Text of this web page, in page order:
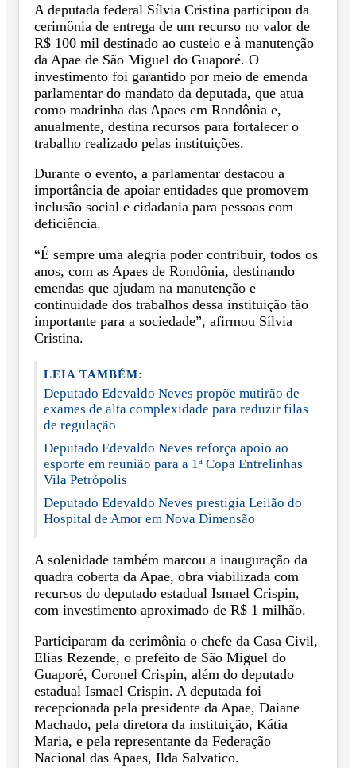
A deputada federal Sílvia Cristina participou da
cerimônia de entrega de um recurso no valor de
R$ 100 mil destinado ao custeio e à manutenção
da Apae de São Miguel do Guaporé. O
investimento foi garantido por meio de emenda
parlamentar do mandato da deputada, que atua
como madrinha das Apaes em Rondônia e,
anualmente, destina recursos para fortalecer o
trabalho realizado pelas instituições.
Durante o evento, a parlamentar destacou a
importância de apoiar entidades que promovem
inclusão social e cidadania para pessoas com
deficiência.
“É sempre uma alegria poder contribuir, todos os
anos, com as Apaes de Rondônia, destinando
emendas que ajudam na manutenção e
continuidade dos trabalhos dessa instituição tão
importante para a sociedade”, afirmou Sílvia
Cristina.
LEIA TAMBÉM:
Deputado Edevaldo Neves propõe mutirão de
exames de alta complexidade para reduzir filas
de regulação
Deputado Edevaldo Neves reforça apoio ao
esporte em reunião para a 1ª Copa Entrelinhas
Vila Petrópolis
Deputado Edevaldo Neves prestigia Leilão do
Hospital de Amor em Nova Dimensão
A solenidade também marcou a inauguração da
quadra coberta da Apae, obra viabilizada com
recursos do deputado estadual Ismael Crispin,
com investimento aproximado de R$ 1 milhão.
Participaram da cerimônia o chefe da Casa Civil,
Elias Rezende, o prefeito de São Miguel do
Guaporé, Coronel Crispin, além do deputado
estadual Ismael Crispin. A deputada foi
recepcionada pela presidente da Apae, Daiane
Machado, pela diretora da instituição, Kátia
Maria, e pela representante da Federação
Nacional das Apaes, Ilda Salvatico.